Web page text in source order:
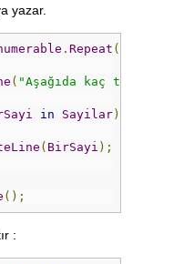
yazar.
. Repeat (
( "Aşağıda kaç tane 11
in Sayilar)
( BirSayi );
();
: